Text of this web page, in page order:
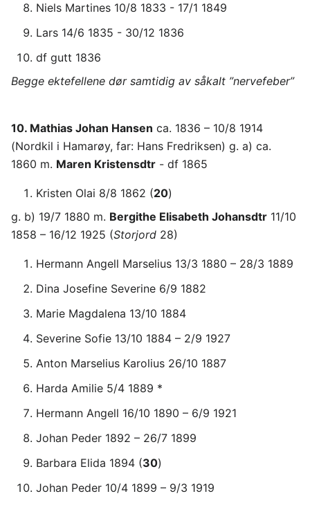
Niels Martines 10/8 1833 - 17/1 1849
Lars 14/6 1835 - 30/12 1836
df gutt 1836
Begge ektefellene dør samtidig av såkalt ”nervefeber”
10. Mathias Johan Hansen ca. 1836 – 10/8 1914
(Nordkil i Hamarøy, far: Hans Fredriksen) g. a) ca.
1860 m. Maren Kristensdtr - df 1865
Kristen Olai 8/8 1862 (20)
g. b) 19/7 1880 m. Bergithe Elisabeth Johansdtr 11/10
1858 – 16/12 1925 (Storjord 28)
Hermann Angell Marselius 13/3 1880 – 28/3 1889
Dina Josefine Severine 6/9 1882
Marie Magdalena 13/10 1884
Severine Sofie 13/10 1884 – 2/9 1927
Anton Marselius Karolius 26/10 1887
Harda Amilie 5/4 1889 *
Hermann Angell 16/10 1890 – 6/9 1921
Johan Peder 1892 – 26/7 1899
Barbara Elida 1894 (30)
Johan Peder 10/4 1899 – 9/3 1919